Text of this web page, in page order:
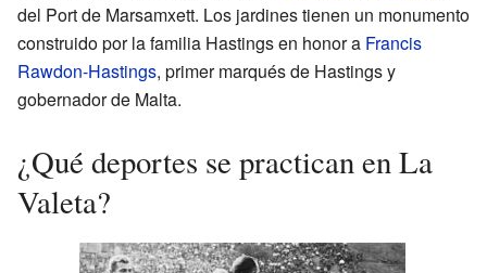
del Port de Marsamxett. Los jardines tienen un monumento
construido por la familia Hastings en honor a Francis
Rawdon-Hastings, primer marqués de Hastings y
gobernador de Malta.
¿Qué deportes se practican en La
Valeta?